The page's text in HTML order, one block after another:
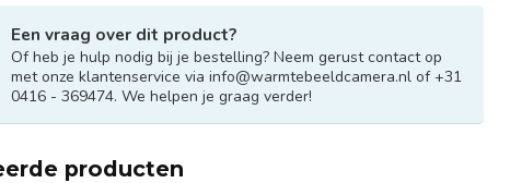
Een vraag over dit product?
Of heb je hulp nodig bij je bestelling? Neem gerust contact op
met onze klantenservice via info@warmtebeeldcamera.nl of +31
0416 - 369474. We helpen je graag verder!
producten